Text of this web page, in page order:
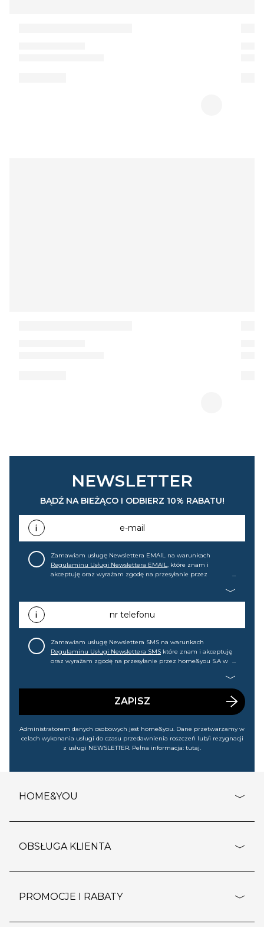
NEWSLETTER
BĄDŹ NA BIEŻĄCO I ODBIERZ 10% RABATU!
e-mail
Zamawiam usługę Newslettera EMAIL na warunkach
Regulaminu Usługi Newslettera EMAIL, które znam i
akceptuję oraz wyrażam zgodę na przesyłanie przez
promocjach, wyprzedażach). Wiem, że mogę tę zgodę w
każdej chwili cofnąć.nr telefonu
Zamawiam usługę Newslettera SMS na warunkach
Regulaminu Usługi Newslettera SMS które znam i akceptuję
oraz wyrażam zgodę na przesyłanie przez home&you S.A w
wyprzedażach). Wiem, że mogę tę zgodę w każdej chwili
ZAPISZ
Administratorem danych osobowych jest home&you. Dane przetwarzamy w
celach wykonania usługi do czasu przedawnienia roszczeń lub/i rezygnacji
z usługi NEWSLETTER. Pełna informacja: tutaj.
HOME&YOU
o firmie
polityka prywatności
kontakt
OBSŁUGA KLIENTA
dostawy i płatność
PROMOCJE I RABATY